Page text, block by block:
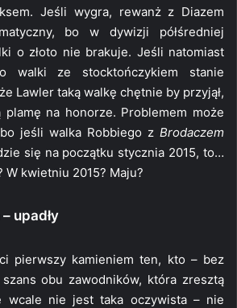
Jeśli wygra, rewanż z Diazem
bo w dywizji półśredniej
o złoto nie brakuje. Jeśli natomiast
walki ze stocktończykiem stanie
Lawler taką walkę chętnie by przyjął,
plamę na honorze. Problemem może
jeśli walka Robbiego z Brodaczem
się na początku stycznia 2015, to…
W kwietniu 2015? Maju?
upadły
pierwszy kamieniem ten, kto – bez
obu zawodników, która zresztą
wcale nie jest taka oczywista – nie